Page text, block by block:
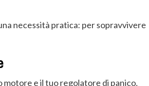
necessità pratica: per sopravvivere
motore e il tuo regolatore di panico.